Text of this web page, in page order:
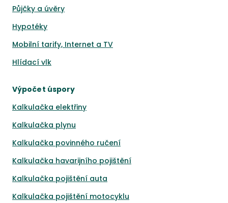
Půjčky a úvěry
Hypotéky
Mobilní tarify, Internet a TV
Hlídací vlk
Výpočet úspory
Kalkulačka elektřiny
Kalkulačka plynu
Kalkulačka povinného ručení
Kalkulačka havarijního pojištění
Kalkulačka pojištění auta
Kalkulačka pojištění motocyklu